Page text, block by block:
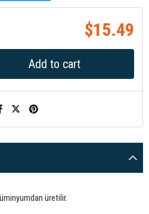
$15.49
üretilir.